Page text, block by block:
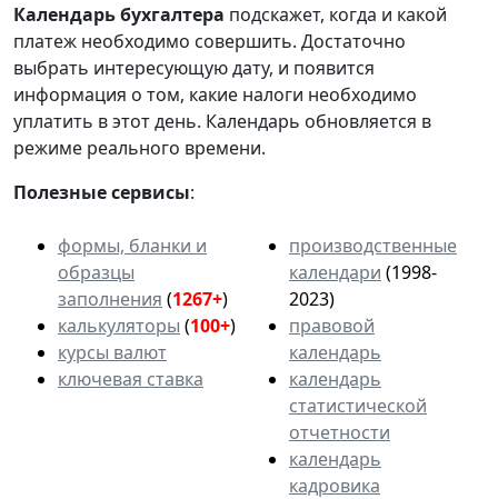
Календарьбухгалтера подскажет, когда и какой
платеж необходимо совершить. Достаточно
выбрать интересующую дату, и появится
информация о том, какие налоги необходимо
уплатить в этот день. Календарь обновляется в
режиме реального времени.
Полезные сервисы:
формы, бланки и
образцы
заполнения (1267+)
калькуляторы (100+)
курсы валют
ключевая ставка
производственные
календари (1998-
2023)
правовой
календарь
календарь
статистической
отчетности
календарь
кадровика